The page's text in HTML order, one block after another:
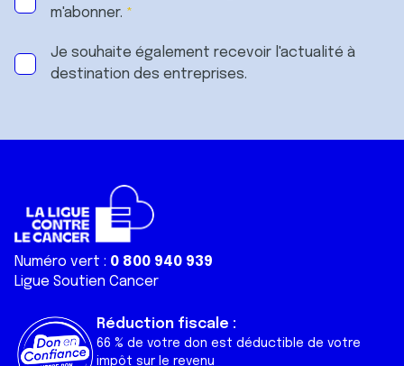
m'abonner.
Je souhaite également recevoir l'actualité à
destination des entreprises.
Numéro vert : 0 800 940 939
Ligue Soutien Cancer
Réduction fiscale :
66 % de votre don est déductible de votre
impôt sur le revenu